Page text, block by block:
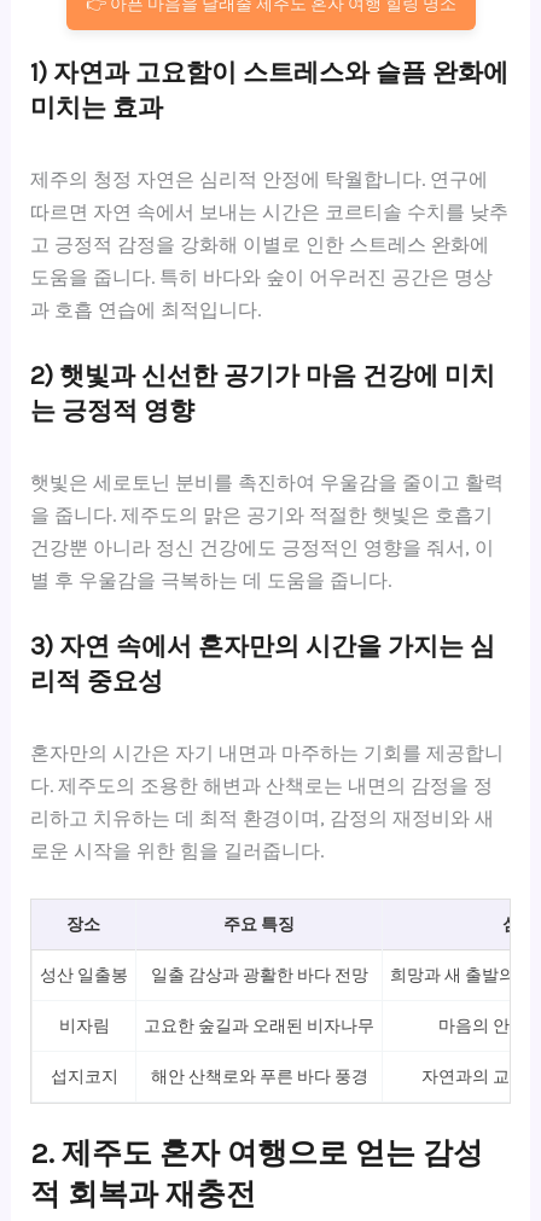
1) 자연과 고요함이 스트레스와 슬픔 완화에
미치는 효과
제주의 청정 자연은 심리적 안정에 탁월합니다. 연구에
따르면 자연 속에서 보내는 시간은 코르티솔 수치를 낮추
고 긍정적 감정을 강화해 이별로 인한 스트레스 완화에
도움을 줍니다. 특히 바다와 숲이 어우러진 공간은 명상
과 호흡 연습에 최적입니다.
2) 햇빛과 신선한 공기가 마음 건강에 미치
는 긍정적 영향
햇빛은 세로토닌 분비를 촉진하여 우울감을 줄이고 활력
을 줍니다. 제주도의 맑은 공기와 적절한 햇빛은 호흡기
건강뿐 아니라 정신 건강에도 긍정적인 영향을 줘서, 이
별 후 우울감을 극복하는 데 도움을 줍니다.
3) 자연 속에서 혼자만의 시간을 가지는 심
리적 중요성
혼자만의 시간은 자기 내면과 마주하는 기회를 제공합니
다. 제주도의 조용한 해변과 산책로는 내면의 감정을 정
리하고 치유하는 데 최적 환경이며, 감정의 재정비와 새
로운 시작을 위한 힘을 길러줍니다.
장소 주요 특징 심리
성산 일출봉 일출 감상과 광활한 바다 전망 희망과 새 출발의
비자림 고요한 숲길과 오래된 비자나무 마음의 안정
섭지코지 해안 산책로와 푸른 바다 풍경 자연과의 교감
2. 제주도 혼자 여행으로 얻는 감성
적 회복과 재충전